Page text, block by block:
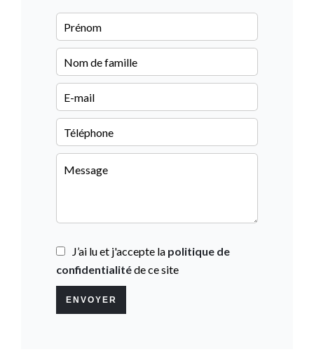
J’ai lu et j'accepte la politique de
confidentialitéde ce site
ENVOYER